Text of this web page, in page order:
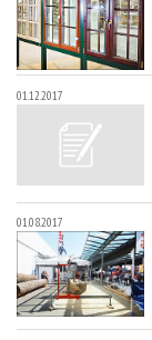
01.12.2017
01.08.2017